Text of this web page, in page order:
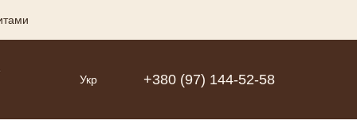
Укр +380 (97) 144-52-58